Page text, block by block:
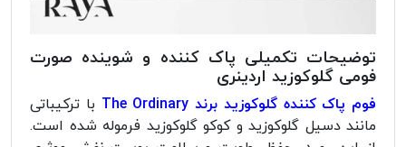
توضیحات تکمیلی پاک کننده و شوینده صورت
فومی گلوکوزید اردینری
فوم پاک کننده گلوکوزید برند The Ordinary
با ترکیباتی
مانند دسیل گلوکوزید و کوکو گلوکوزید فرموله شده است.